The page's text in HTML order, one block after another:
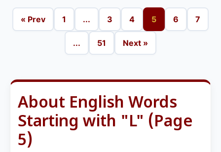
« Prev 1 ... 3 4 5 6 7
... 51 Next »
About English Words
Starting with "L" (Page
5)